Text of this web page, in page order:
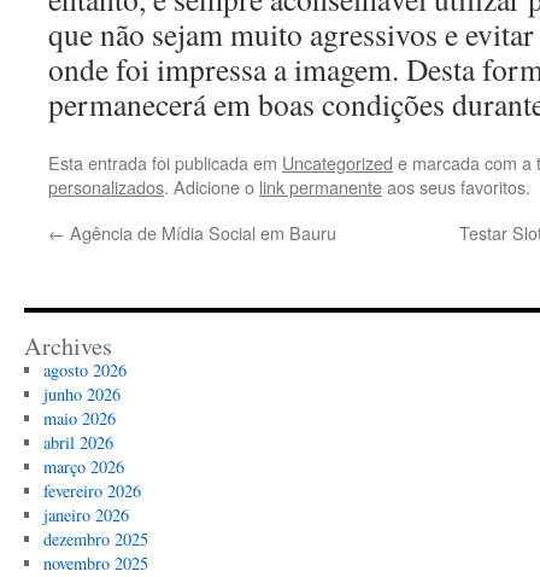
que não sejam muito agressivos e
onde foi impressa a imagem. Desta
permanecerá em boas condições
Esta entrada foi publicada em Uncategorized e marcada com
personalizados. Adicione o link permanenteaos seus favoritos.
← Agência de Mídia Social em Bauru Testar
Archives
agosto 2026
junho 2026
maio 2026
abril 2026
março 2026
fevereiro 2026
janeiro 2026
dezembro 2025
novembro 2025